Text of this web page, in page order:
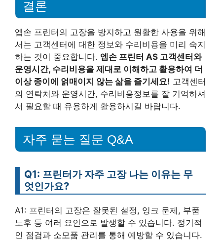
결론
엡손 프린터의 고장을 방지하고 원활한 사용을 위해
서는 고객센터에 대한 정보와 수리비용을 미리 숙지
하는 것이 중요합니다. 엡손 프린터 AS 고객센터와
운영시간, 수리비용을 제대로 이해하고 활용하여 더
이상 종이에 얽매이지 않는 삶을 즐기세요! 고객센터
의 연락처와 운영시간, 수리비용정보를 잘 기억하셔
서 필요할 때 유용하게 활용하시길 바랍니다.
자주 묻는 질문 Q&A
Q1: 프린터가 자주 고장 나는 이유는 무
엇인가요?
A1: 프린터의 고장은 잘못된 설정, 잉크 문제, 부품
노후 등 여러 요인으로 발생할 수 있습니다. 정기적
인 점검과 소모품 관리를 통해 예방할 수 있습니다.